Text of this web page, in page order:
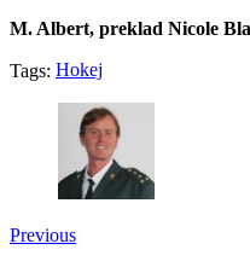
M. Albert, preklad Nicole
Tags: Hokej
Previous